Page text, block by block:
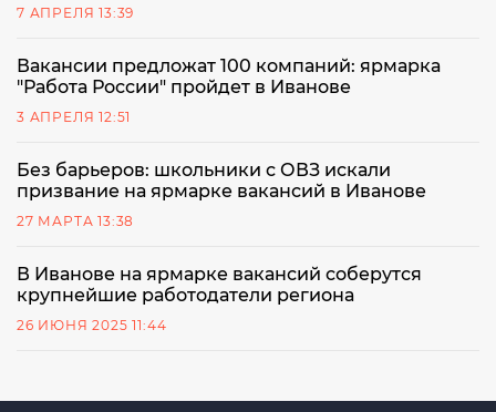
7 АПРЕЛЯ 13:39
Вакансии предложат 100 компаний: ярмарка
"Работа России" пройдет в Иванове
3 АПРЕЛЯ 12:51
Без барьеров: школьники с ОВЗ искали
призвание на ярмарке вакансий в Иванове
27 МАРТА 13:38
В Иванове на ярмарке вакансий соберутся
крупнейшие работодатели региона
26 ИЮНЯ 2025 11:44